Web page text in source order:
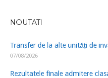
NOUTATI
Transfer de la alte unități de
07/08/2026
Rezultatele finale admitere